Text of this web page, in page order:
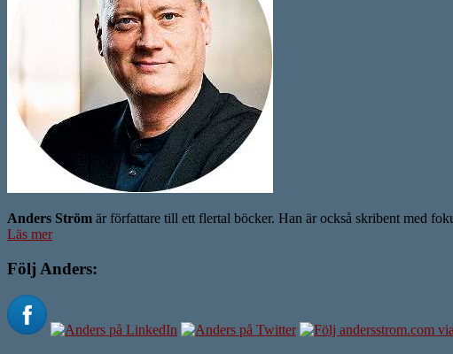
Anders Ström är författare till ett flertal böcker. Han är också skribent med
Läs mer
Följ Anders: